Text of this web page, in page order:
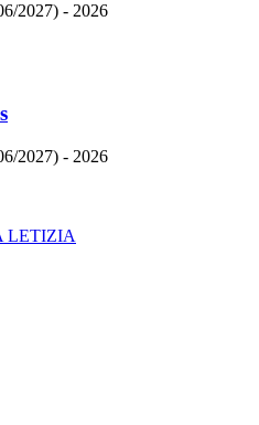
2027) - 2026
2027) - 2026
LETIZIA